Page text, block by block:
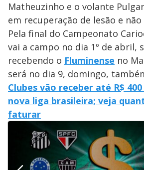
Matheuzinho e o volante
em recuperação de lesão e
Pela final do Campeonato
vai a campo no dia 1º de abril,
recebendo o Fluminense no
será no dia 9, domingo,
Clubes vão receber até R$
nova liga brasileira; veja
faturar